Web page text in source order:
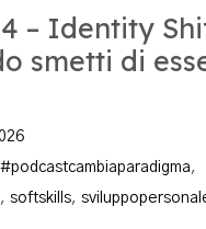
– Identity
smetti di
#podcastcambiaparadigma,
,softskills,